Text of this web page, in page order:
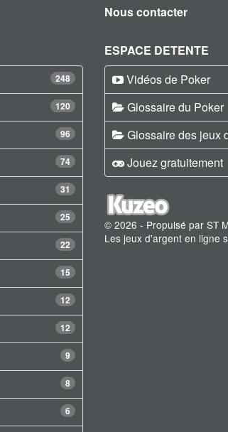
Nous contacter
248
120
96
74
31
25
22
15
12
12
9
8
6
ESPACE DETENTE
Vidéos de Poker
Glossaire du Poker
Glossaire des jeux
Jouez gratuitement
© 2026 - Propulsé par ST
Les jeux d'argent en ligne